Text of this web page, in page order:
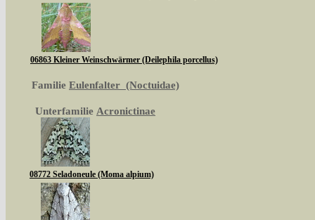
06863 Kleiner Weinschwärmer (Deilephila porcellus)
Familie Eulenfalter (Noctuidae)
Unterfamilie Acronictinae
08772 Seladoneule (Moma alpium)